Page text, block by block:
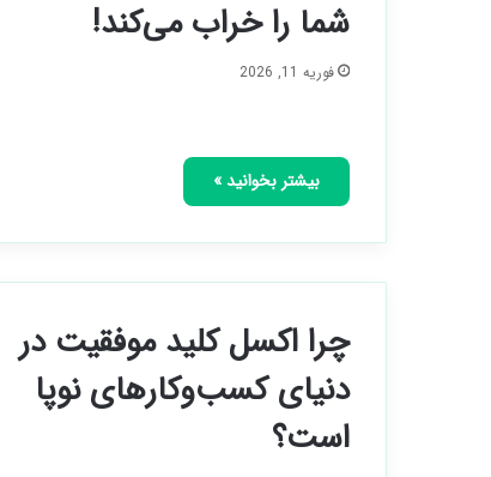
شما را خراب می‌کند!
فوریه 11, 2026
بیشتر بخوانید »
چرا اکسل کلید موفقیت در
دنیای کسب‌وکارهای نوپا
است؟